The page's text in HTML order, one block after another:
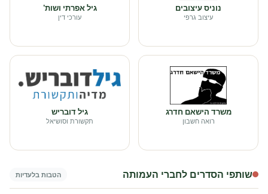
נוניס עיצובים
עיצוב גרפי
גיל אפרתי ושות'
עורכי דין
משרד הישאם חדרג
רואה חשבון
גיל דובריש
תקשורת וסושיאל
שותפי הסדרים לחברי העמותה הטבות בלעדיות